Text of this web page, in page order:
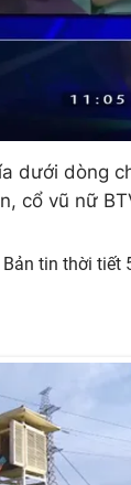
dưới dòng
cổ vũ nữ
Bản tin thời tiết